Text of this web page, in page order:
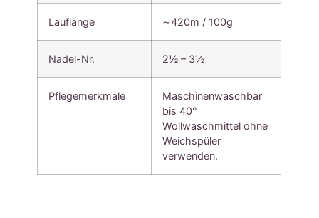
Lauflänge ∼420m / 100g
Nadel-Nr. 2½ – 3½
Pflegemerkmale
Maschinenwaschbar
bis 40°
Wollwaschmittel ohne
Weichspüler
verwenden.